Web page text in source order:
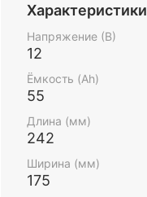
Характеристики
Напряжение (В)
12
Ёмкость (Ah)
55
Длина (мм)
242
Ширина (мм)
175